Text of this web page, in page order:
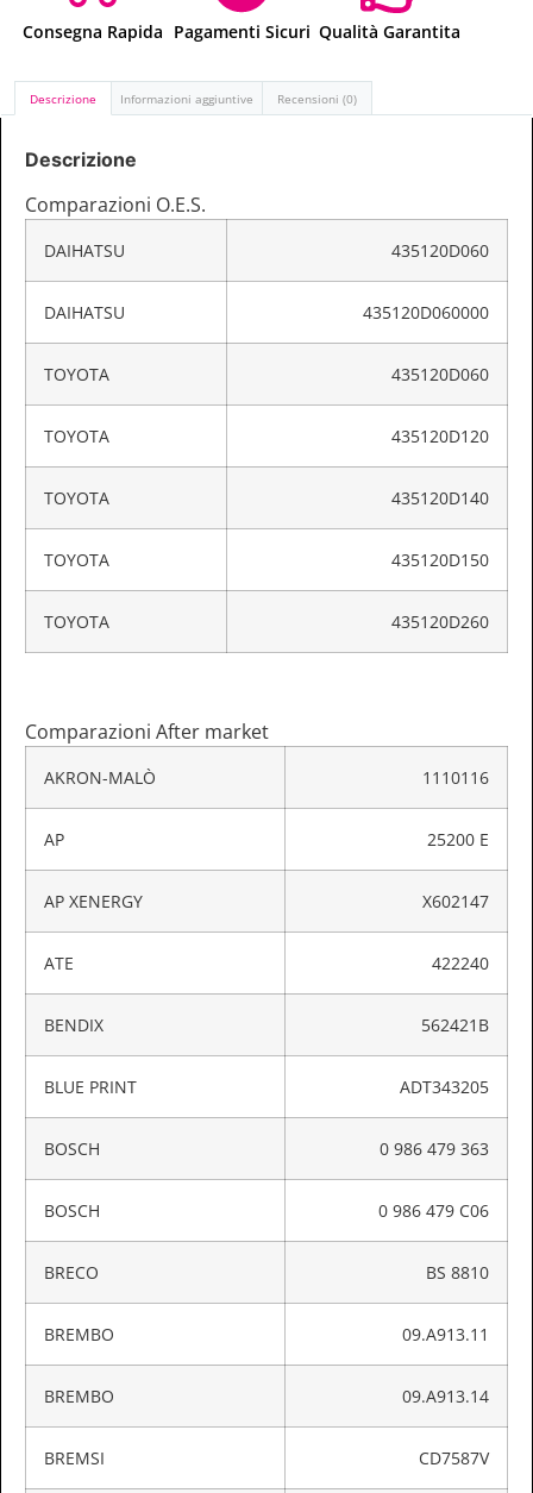
Consegna Rapida Pagamenti Sicuri Qualità Garantita
Descrizione Informazioni aggiuntive Recensioni (0)
Descrizione
Comparazioni O.E.S.
DAIHATSU 435120D060
DAIHATSU 435120D060000
TOYOTA 435120D060
TOYOTA 435120D120
TOYOTA 435120D140
TOYOTA 435120D150
TOYOTA 435120D260
Comparazioni After market
AKRON-MALÒ 1110116
AP 25200 E
AP XENERGY X602147
ATE 422240
BENDIX 562421B
BLUE PRINT ADT343205
BOSCH 0 986 479 363
BOSCH 0 986 479 C06
BRECO BS 8810
BREMBO 09.A913.11
BREMBO 09.A913.14
BREMSI CD7587V